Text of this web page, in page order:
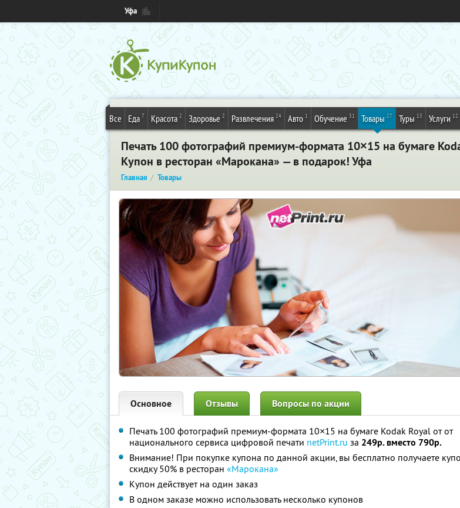
Уфа
Все Еда 7 Красота 2 Здоровье 2 Развлечения 24 Авто 1 Обучение 31 Товары 27 Туры 13 Услуги 12
Печать 100 фотографий премиум-формата 10×15 на бумаге
Купон в ресторан «Марокана» — в подарок! Уфа
Главная Товары
Основное Отзывы Вопросы по акции
Печать 100 фотографий премиум-формата 10×15 на бумаге Kodak Royal от от
национального сервиса цифровой печати netPrint.ru за 249р. вместо 790р.
Внимание! При покупке купона по данной акции, вы бесплатно получаете
скидку 50% в ресторан «Марокана»
Купон действует на один заказ
В одном заказе можно использовать несколько купонов